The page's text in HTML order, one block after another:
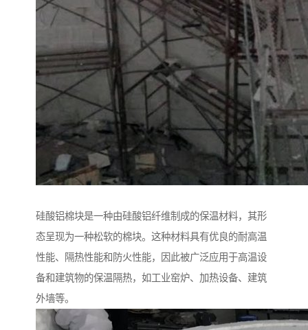
硅酸铝棉块是一种由硅酸铝纤维制成的保温材料，其形
态呈现为一种松软的棉块。这种材料具有优良的耐高温
性能、隔热性能和防火性能，因此被广泛应用于高温设
备和建筑物的保温隔热，如工业窑炉、加热设备、建筑
外墙等。